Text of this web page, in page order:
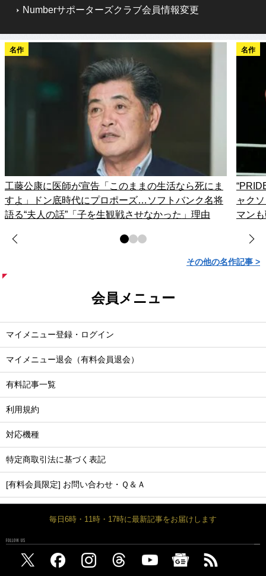
Numberサポーターズクラブ会員情報変更
名作
工藤公康に医師が宣告「このままの生活なら死にま
すよ」ドン底時代にプロポーズ…ソフトバンク名将
語る“夫人の話”「子を生観戦させなかった」理由
名作
ャク
マン
その他の名作記事 >
会員メニュー
マイメニュー登録・ログイン
マイメニュー退会（有料会員退会）
有料記事一覧
利用規約
対応機種
特定商取引法に基づく表記
[有料会員限定] お問い合わせ・Ｑ＆Ａ
毎日6時・11時・17時に最新記事をお届けします
FOLLOW US